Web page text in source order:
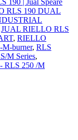
RLS 190 DUAL
JUAL RIELLO RLS
, RIELLO
burner, RLS
M Series,
RLS 250 /M